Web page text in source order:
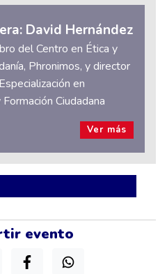
evento
David Hernández
del Centro en Ética y
Phronimos, y director
en
Ciudadana
Ver más